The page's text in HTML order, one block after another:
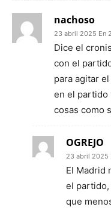
nachoso
23 abril 2025 En
Dice el
con el
para agitar
en el partido
cosas como
OGREJO
23 abril 2025
El Madrid
el partido,
que